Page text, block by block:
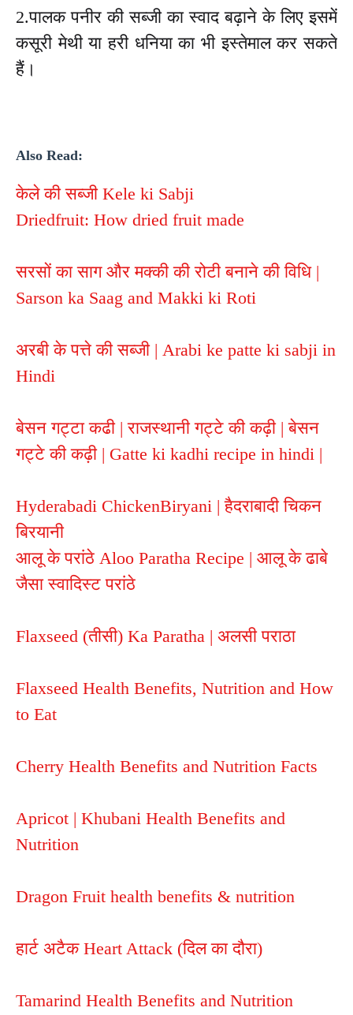
2.पालक पनीर की सब्जी का स्वाद बढ़ाने के लिए इसमें
कसूरी मेथी या हरी धनिया का भी इस्तेमाल कर सकते
हैं।
Also Read:
केले की सब्जी Kele ki Sabji
Driedfruit: How dried fruit made
सरसों का साग और मक्की की रोटी बनाने की विधि |
Sarson ka Saag and Makki ki Roti
अरबी के पत्ते की सब्जी | Arabi ke patte ki sabji in
Hindi
बेसन गट्टा कढी | राजस्थानी गट्टे की कढ़ी | बेसन
गट्टे की कढ़ी | Gatte ki kadhi recipe in hindi |
Hyderabadi ChickenBiryani | हैदराबादी चिकन
बिरयानी
आलू के परांठे Aloo Paratha Recipe | आलू के ढाबे
जैसा स्वादिस्ट परांठे
Flaxseed (तीसी) Ka Paratha | अलसी पराठा
Flaxseed Health Benefits, Nutrition and How
to Eat
Cherry Health Benefits and Nutrition Facts
Apricot | Khubani Health Benefits and
Nutrition
Dragon Fruit health benefits & nutrition
हार्ट अटैक Heart Attack (दिल का दौरा)
Tamarind Health Benefits and Nutrition